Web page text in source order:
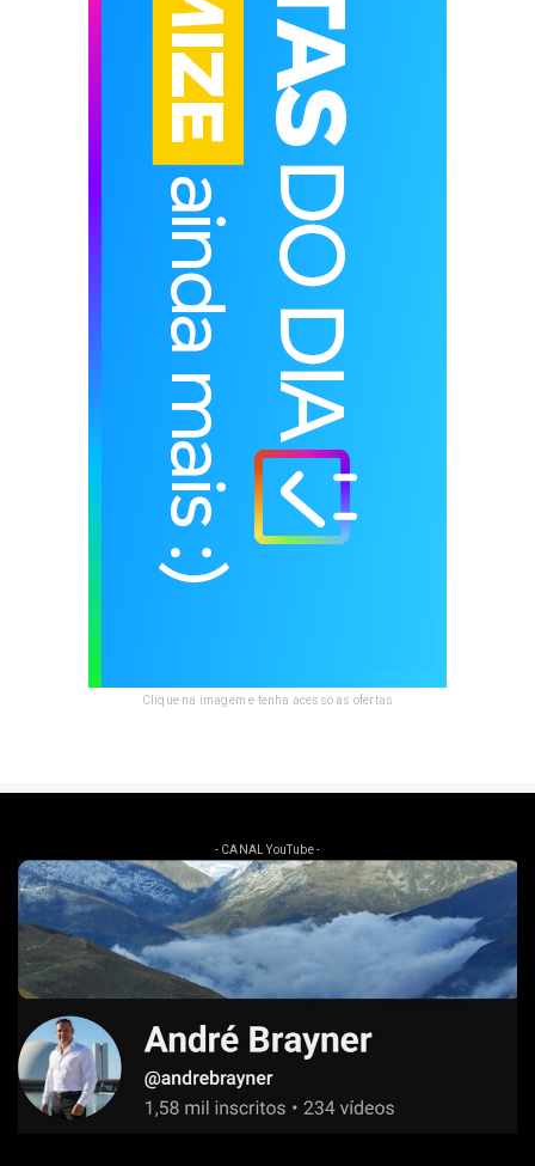
Clique na imagem e tenha acesso as ofertas
- CANAL YouTube -